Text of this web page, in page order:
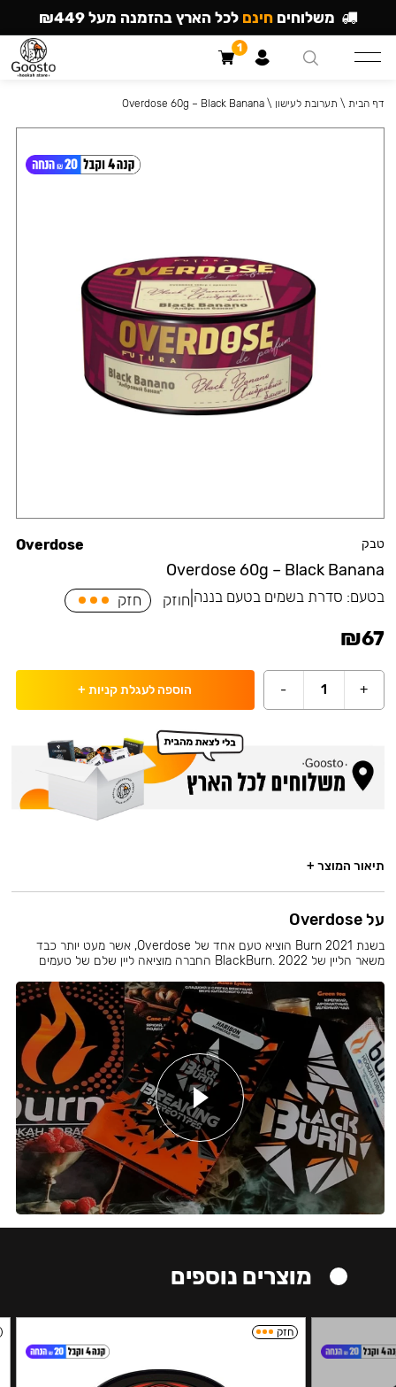
טבק
Overdose 60g – Black Banana
Overdose
בטעם: סדרת בשמים בטעם בננה חוזק חזק
₪67
+
1
- הוספה לעגלת קניות +
דף הבית \ תערובת לעישון \
Overdose 60g – Black Banana
תיאור המוצר +
על Overdose
בשנת 2021 Burn הוציא טעם אחד של Overdose, אשר מעט יותר כבד
משאר הליין של BlackBurn. 2022 החברה מוציאה ליין שלם של טעמים
מוצרים נוספים
חזק
משלוחים חינם לכל הארץ בהזמנה מעל ₪449
1